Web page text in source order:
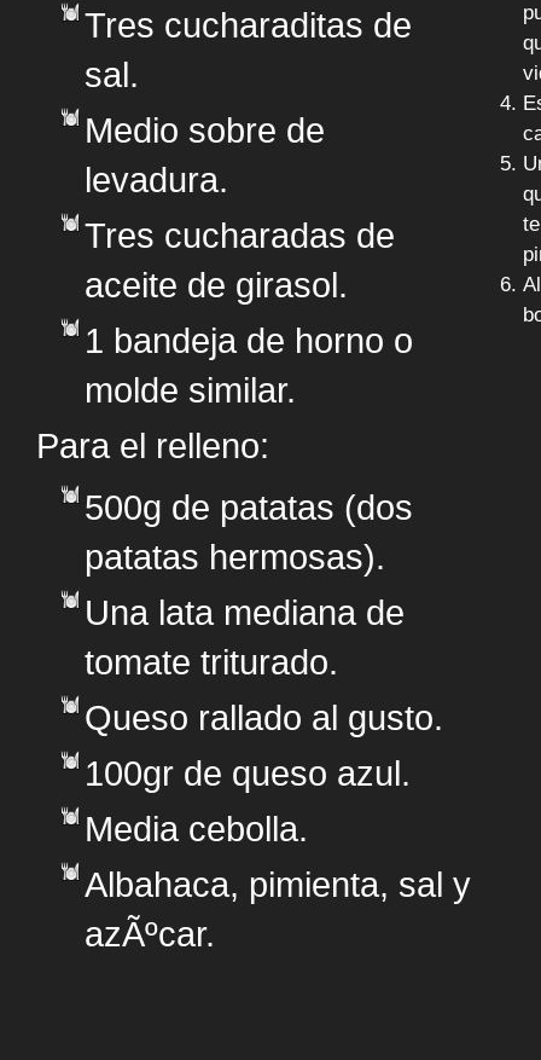
Tres cucharaditas de
sal.
Medio sobre de
levadura.
Tres cucharadas de
aceite de girasol.
1 bandeja de horno o
molde similar.
Para el relleno:
500g de patatas (dos
patatas hermosas).
Una lata mediana de
tomate triturado.
Queso rallado al gusto.
100gr de queso azul.
Media cebolla.
Albahaca, pimienta, sal y
azÃºcar.